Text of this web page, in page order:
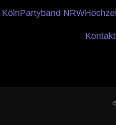
Partyband NRW
Kontakt